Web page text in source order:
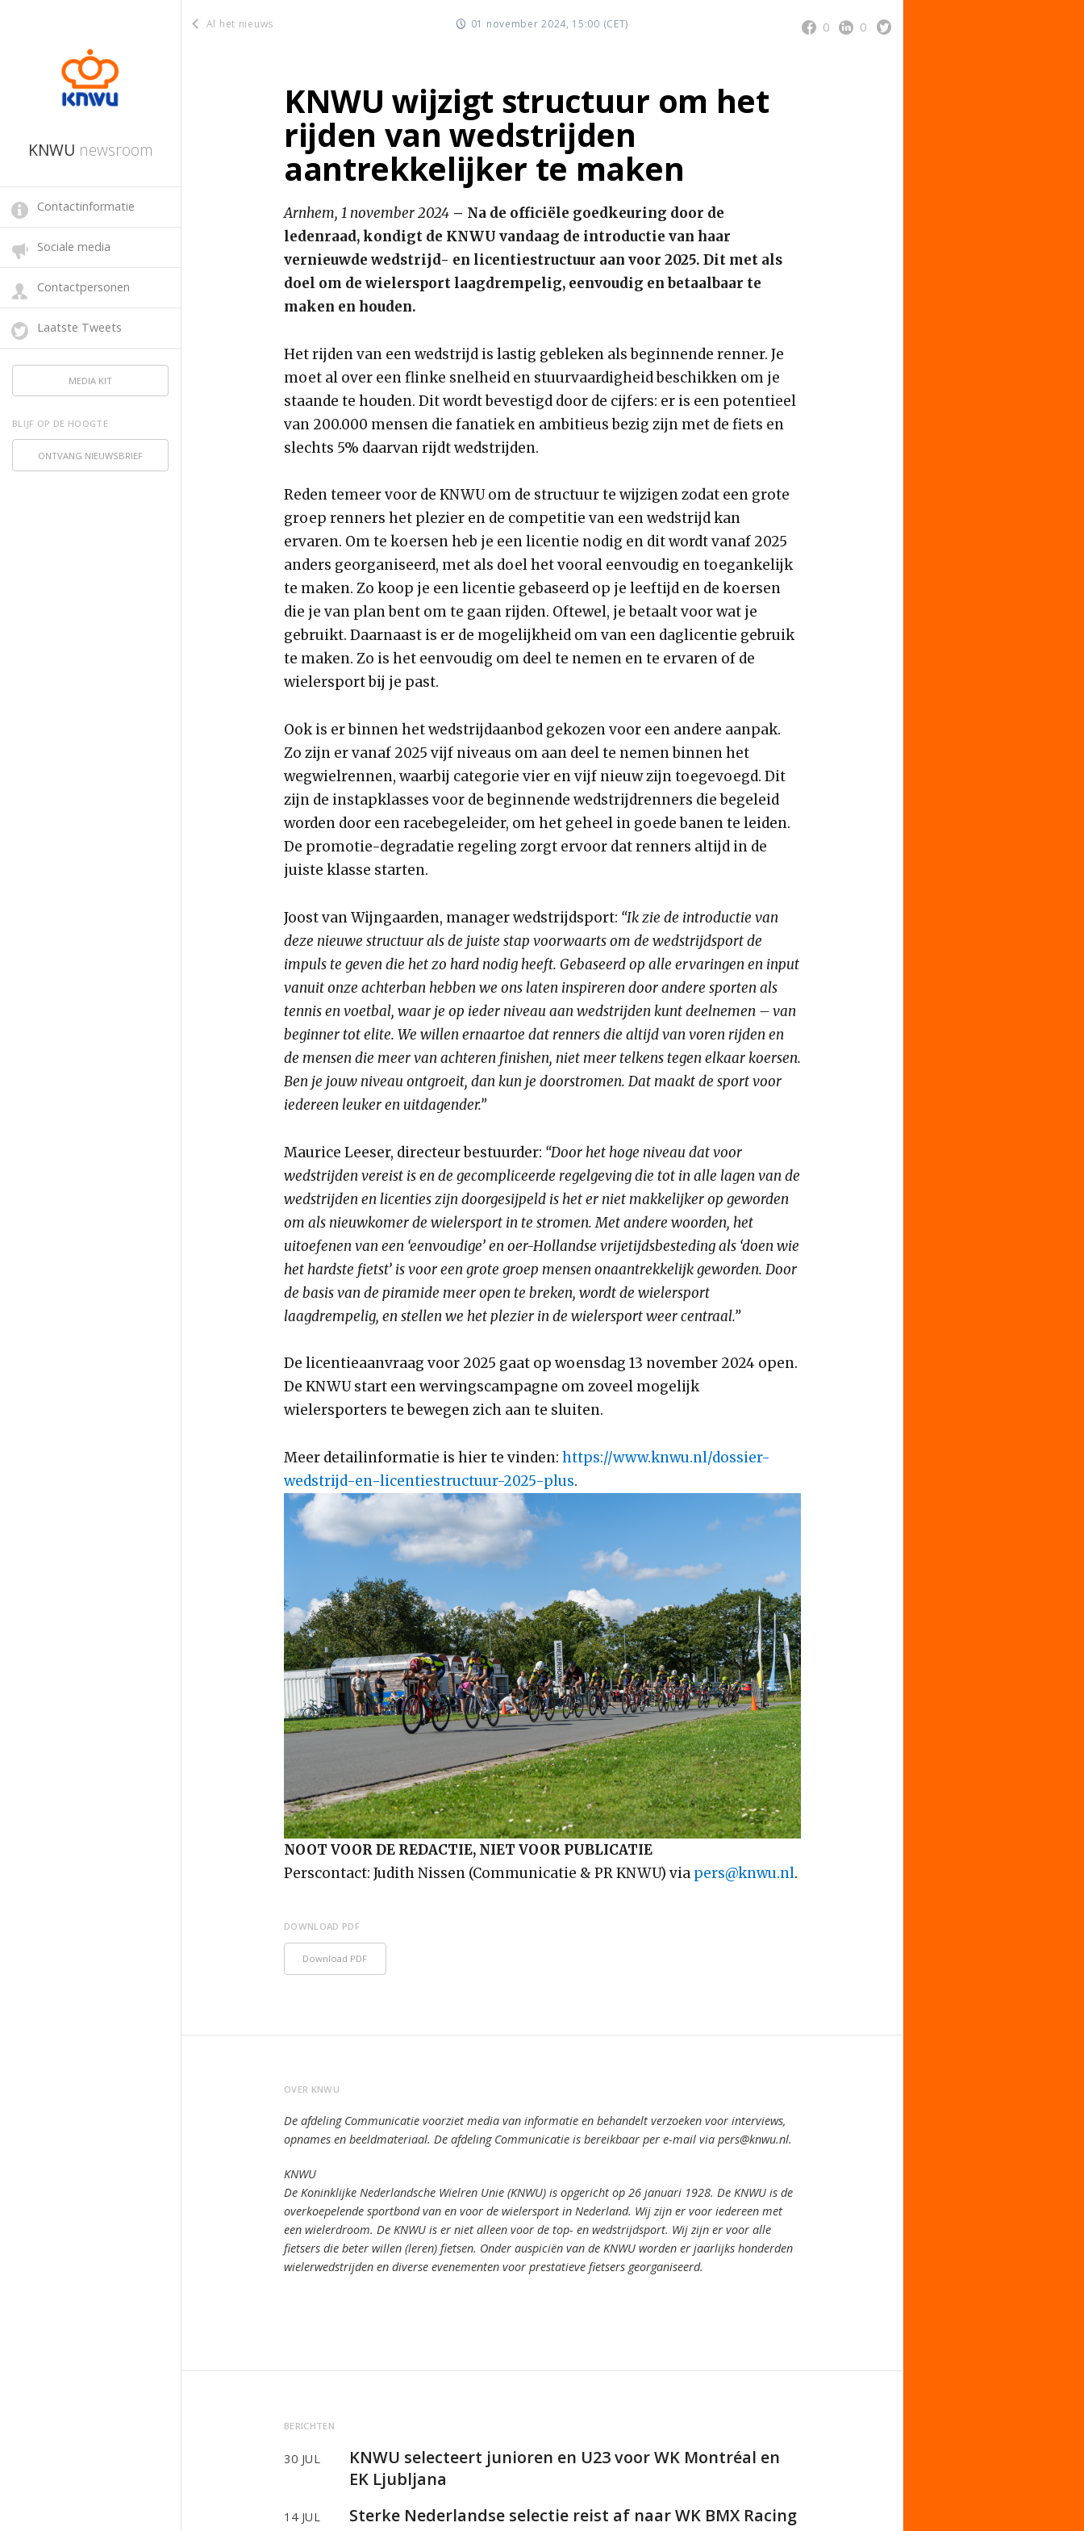
Al het nieuws 01 november 2024, 15:00 (CET) 0
0
KNWU wijzigt structuur om het
rijden van wedstrijden
aantrekkelijker te maken
Arnhem, 1 november 2024 – Na de officiële goedkeuring door de
ledenraad, kondigt de KNWU vandaag de introductie van haar
vernieuwde wedstrijd- en licentiestructuur aan voor 2025. Dit met als
doel om de wielersport laagdrempelig, eenvoudig en betaalbaar te
maken en houden.
Het rijden van een wedstrijd is lastig gebleken als beginnende renner. Je
moet al over een flinke snelheid en stuurvaardigheid beschikken om je
staande te houden. Dit wordt bevestigd door de cijfers: er is een potentieel
van 200.000 mensen die fanatiek en ambitieus bezig zijn met de fiets en
slechts 5% daarvan rijdt wedstrijden.
Reden temeer voor de KNWU om de structuur te wijzigen zodat een grote
groep renners het plezier en de competitie van een wedstrijd kan
ervaren. Om te koersen heb je een licentie nodig en dit wordt vanaf 2025
anders georganiseerd, met als doel het vooral eenvoudig en toegankelijk
te maken. Zo koop je een licentie gebaseerd op je leeftijd en de koersen
die je van plan bent om te gaan rijden. Oftewel, je betaalt voor wat je
gebruikt. Daarnaast is er de mogelijkheid om van een daglicentie gebruik
te maken. Zo is het eenvoudig om deel te nemen en te ervaren of de
wielersport bij je past.
Ook is er binnen het wedstrijdaanbod gekozen voor een andere aanpak.
Zo zijn er vanaf 2025 vijf niveaus om aan deel te nemen binnen het
wegwielrennen, waarbij categorie vier en vijf nieuw zijn toegevoegd. Dit
zijn de instapklasses voor de beginnende wedstrijdrenners die begeleid
worden door een racebegeleider, om het geheel in goede banen te leiden.
De promotie-degradatie regeling zorgt ervoor dat renners altijd in de
juiste klasse starten.
Joost van Wijngaarden, manager wedstrijdsport: “Ik zie de introductie van
deze nieuwe structuur als de juiste stap voorwaarts om de wedstrijdsport de
impuls te geven die het zo hard nodig heeft. Gebaseerd op alle ervaringen en input
vanuit onze achterban hebben we ons laten inspireren door andere sporten als
tennis en voetbal, waar je op ieder niveau aan wedstrijden kunt deelnemen – van
beginner tot elite. We willen ernaartoe dat renners die altijd van voren rijden en
de mensen die meer van achteren finishen, niet meer telkens tegen elkaar koersen.
Ben je jouw niveau ontgroeit, dan kun je doorstromen. Dat maakt de sport voor
iedereen leuker en uitdagender.”
Maurice Leeser, directeur bestuurder: “Door het hoge niveau dat voor
wedstrijden vereist is en de gecompliceerde regelgeving die tot in alle lagen van de
wedstrijden en licenties zijn doorgesijpeld is het er niet makkelijker op geworden
om als nieuwkomer de wielersport in te stromen. Met andere woorden, het
uitoefenen van een ‘eenvoudige’ en oer-Hollandse vrijetijdsbesteding als ‘doen wie
het hardste fietst’ is voor een grote groep mensen onaantrekkelijk geworden. Door
de basis van de piramide meer open te breken, wordt de wielersport
laagdrempelig, en stellen we het plezier in de wielersport weer centraal.”
De licentieaanvraag voor 2025 gaat op woensdag 13 november 2024 open.
De KNWU start een wervingscampagne om zoveel mogelijk
wielersporters te bewegen zich aan te sluiten.
Meer detailinformatie is hier te vinden: https://www.knwu.nl/dossier-
wedstrijd-en-licentiestructuur-2025-plus.
NOOT VOOR DE REDACTIE, NIET VOOR PUBLICATIE
Perscontact: Judith Nissen (Communicatie & PR KNWU) via pers@knwu.nl.
DOWNLOAD PDF
Download PDF
OVER KNWU
De afdeling Communicatie voorziet media van informatie en behandelt verzoeken voor interviews,
opnames en beeldmateriaal. De afdeling Communicatie is bereikbaar per e-mail via pers@knwu.nl.
KNWU
De Koninklijke Nederlandsche Wielren Unie (KNWU) is opgericht op 26 januari 1928. De KNWU is de
overkoepelende sportbond van en voor de wielersport in Nederland. Wij zijn er voor iedereen met
een wielerdroom. De KNWU is er niet alleen voor de top- en wedstrijdsport. Wij zijn ervoor alle
fietsers die beter willen (leren) fietsen. Onder auspiciën van de KNWU worden er jaarlijks honderden
wielerwedstrijden en diverse evenementen voor prestatieve fietsers georganiseerd.
BERICHTEN
30 JUL
KNWU selecteert junioren en U23 voor WK Montréal en
EK Ljubljana
14 JUL
Sterke Nederlandse selectie reist af naar WK BMX Racing
KNWU newsroom
Contactinformatie
Sociale media
Contactpersonen
Laatste Tweets
MEDIA KIT
BLIJF OP DE HOOGTE
ONTVANG NIEUWSBRIEF